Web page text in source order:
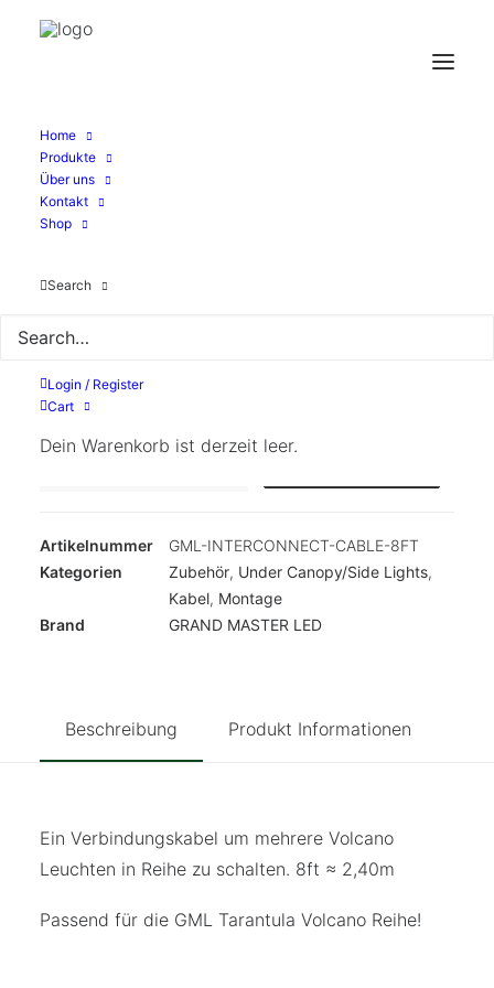
Home
Produkte
Über uns
Kontakt
Shop
Search
Login / Register
Cart
Dein Warenkorb ist derzeit leer.
Volcano: Interconnect
8ft
30,00
Vorrätig
Volcano:
Menge
Artikelnummer
GML-INTERCONNECT-CABLE-8FT
Kategorien
Zubehör, Under Canopy/Side Lights,
Kabel, Montage
Brand
GRAND MASTER LED
Beschreibung Produkt Informationen
Ein Verbindungskabel um mehrere Volcano
Leuchten in Reihe zu schalten. 8ft ≈ 2,40m
Passend für die GML Tarantula Volcano Reihe!